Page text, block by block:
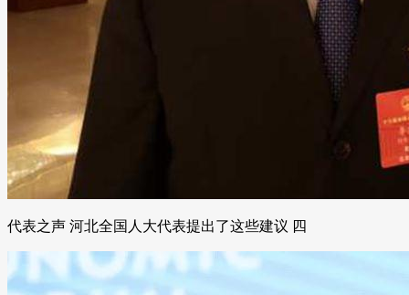
代表之声 河北全国人大代表提出了这些建议 四